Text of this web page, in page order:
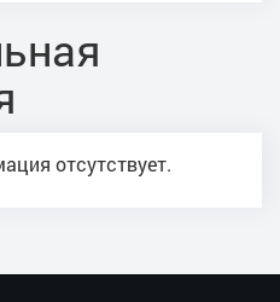
отсутствует.